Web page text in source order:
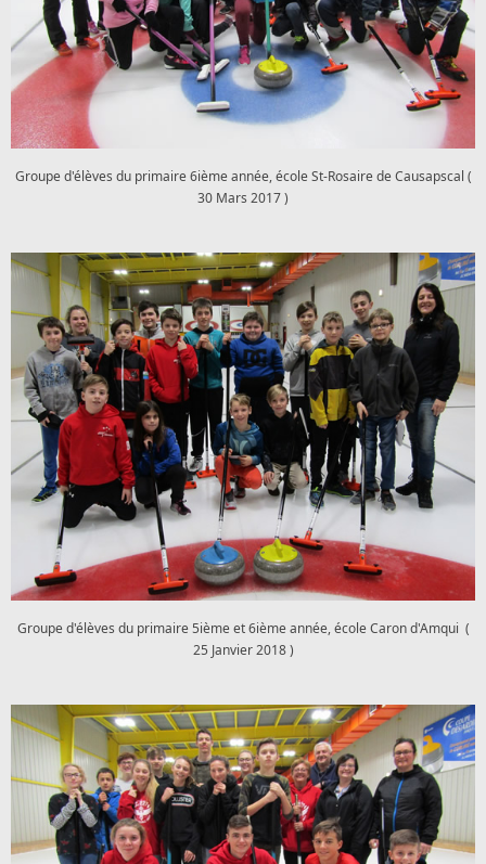
Groupe d'élèves du primaire 6ième année, école St-Rosaire de Causapscal (
30 Mars 2017 )
Groupe d'élèves du primaire 5ième et 6ième année, école Caron d'Amqui (
25 Janvier 2018 )